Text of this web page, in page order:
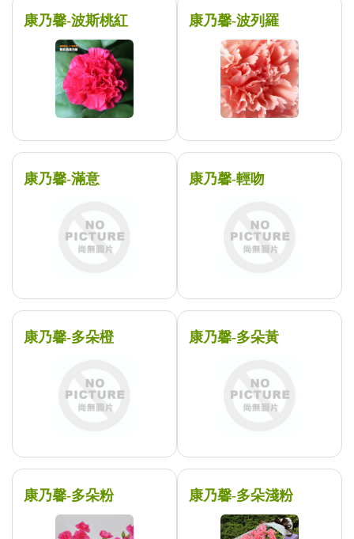
康乃馨-波斯桃紅 康乃馨-波列羅
康乃馨-滿意 康乃馨-輕吻
康乃馨-多朵橙 康乃馨-多朵黃
康乃馨-多朵粉 康乃馨-多朵淺粉